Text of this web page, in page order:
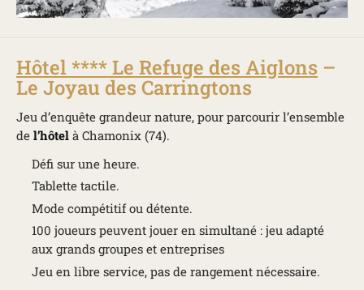
Hôtel **** Le Refuge des Aiglons –
Le Joyau des Carringtons
Jeu d’enquête grandeur nature, pour parcourir l’ensemble
de l’hôtel à Chamonix (74).
Défi sur une heure.
Tablette tactile.
Mode compétitif ou détente.
100 joueurs peuvent jouer en simultané : jeu adapté
aux grands groupes et entreprises
Jeu en libre service, pas de rangement nécessaire.